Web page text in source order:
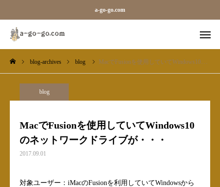
a-go-go.com
blog-archives blog MacでFusionを使用していてWindows10のネットワークドライブが・・・
blog
MacでFusionを使用していてWindows10
のネットワークドライブが・・・
2017.09.01
対象ユーザー：iMacのFusionを利用していてWindowsから
外字一覧 旧字一覧
お知らせ